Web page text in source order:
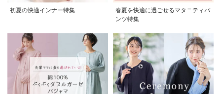
初夏の快適インナー特集
春夏を快適に過ごせるマタニティパ
ンツ特集